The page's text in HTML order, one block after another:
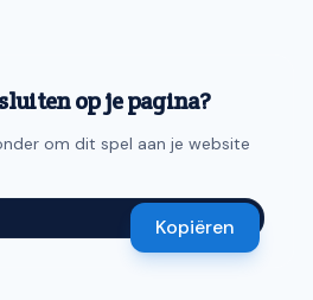
op je pagina?
om dit spel aan je website
Kopiëren